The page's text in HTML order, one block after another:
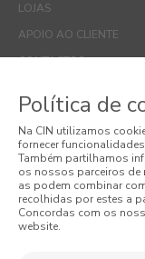
LOJAS
APOIO AO CLIENTE
CONTACTOS
WEBSITES
CORPORATIVO
CONSTRUÇÃO CIVIL
PERFORMANCE
Política de
Na CIN utilizamos
fornecer
Também partilhamos
os nossos parceiros de
as podem combinar
recolhidas por estes a
Concordas com os
website.